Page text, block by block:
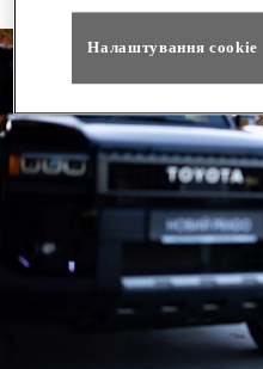
дисплеєм приладів і найновішим пакетом
Налаштування cookie